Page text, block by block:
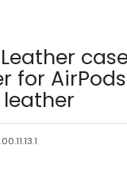
Leather
for